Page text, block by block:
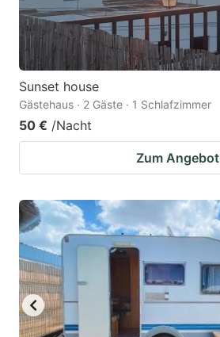
Sunset house
Gästehaus · 2 Gäste · 1 Schlafzimmer
50 € /Nacht
Zum Angebot